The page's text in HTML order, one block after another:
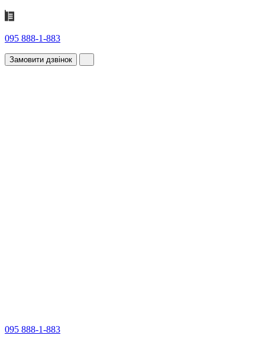
095 888-1-883
Замовити дзвінок
095 888-1-883